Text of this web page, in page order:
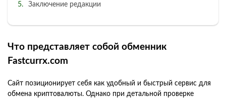
Заключение редакции
Что представляет собой обменник
Fastcurrx.com
Сайт позиционирует себя как удобный и быстрый сервис для
обмена криптовалюты. Однако при детальной проверке